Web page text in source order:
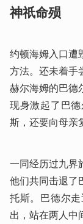
神祇命殒
约顿海姆入口遭
方法。还未着手
赫尔海姆的巴德
现身激起了巴
斯，还要向母亲
一同经历过九界
他们共同击退了
托斯。巴德尔
出，站在两人中